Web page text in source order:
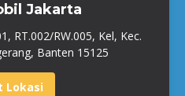
Jakarta
RT.002/RW.005, Kel, Kec.
Banten 15125
Lokasi